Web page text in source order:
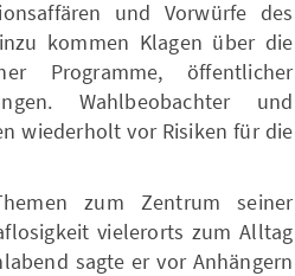
und Vorwürfe des
kommen Klagen über die
Programme, öffentlicher
Wahlbeobachter und
wiederholt vor Risiken für die
zum Zentrum seiner
vielerorts zum Alltag
sagte er vor Anhängern